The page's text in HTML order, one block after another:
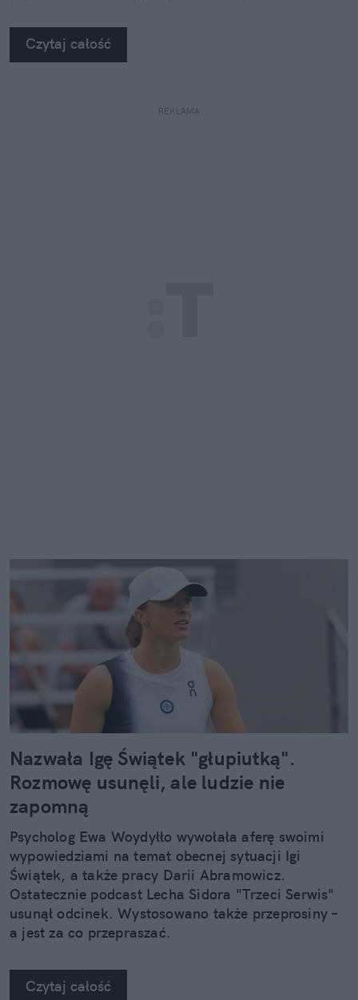
Czytaj całość
REKLAMA
Nazwała Igę Świątek "głupiutką".
Rozmowę usunęli, ale ludzie nie
zapomną
Psycholog Ewa Woydyłło wywołała aferę swoimi
wypowiedziami na temat obecnej sytuacji Igi
Świątek, a także pracy Darii Abramowicz.
Ostatecznie podcast Lecha Sidora "Trzeci Serwis"
usunął odcinek. Wystosowano także przeprosiny –
a jest za co przepraszać.
Czytaj całość